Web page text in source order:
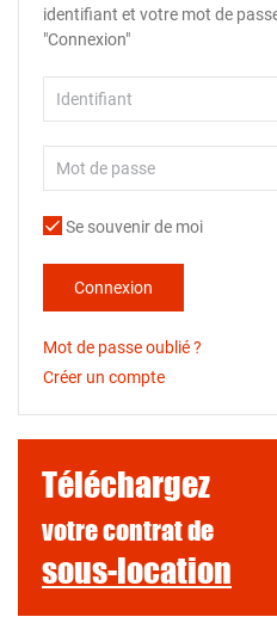
identifiant et votre mot de
"Connexion"
Se souvenir de moi
Connexion
Mot de passe oublié ?
Créer un compte
Téléchargez
votre contrat de
sous-location